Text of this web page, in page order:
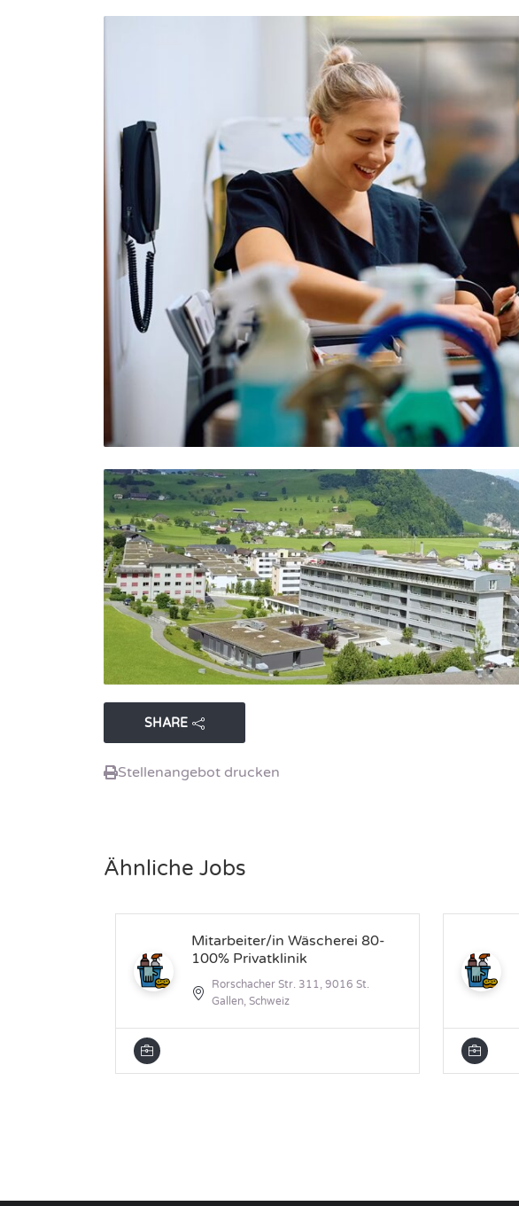
SHARE
Stellenangebot drucken
Ähnliche Jobs
Mitarbeiter/in Wäscherei 80-
100% Privatklinik
Rorschacher Str. 311, 9016 St.
Gallen, Schweiz